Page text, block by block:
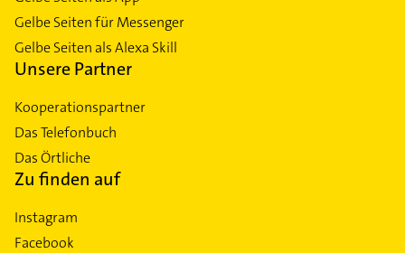
Gelbe Seiten für Messenger
Gelbe Seiten als Alexa Skill
Unsere Partner
Kooperationspartner
Das Telefonbuch
Das Örtliche
Zu finden auf
Instagram
Facebook